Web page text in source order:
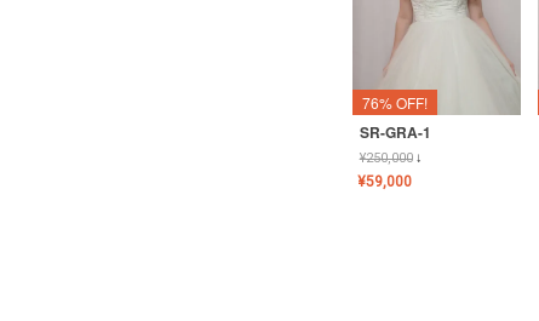
76% OFF!
SR-GRA-1
¥250,000↓
¥59,000